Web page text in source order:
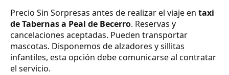
Precio Sin Sorpresas antes de realizar el viaje en taxi
de Tabernas a Peal de Becerro. Reservas y
cancelaciones aceptadas. Pueden transportar
mascotas. Disponemos de alzadores y sillitas
infantiles, esta opción debe comunicarse al contratar
el servicio.